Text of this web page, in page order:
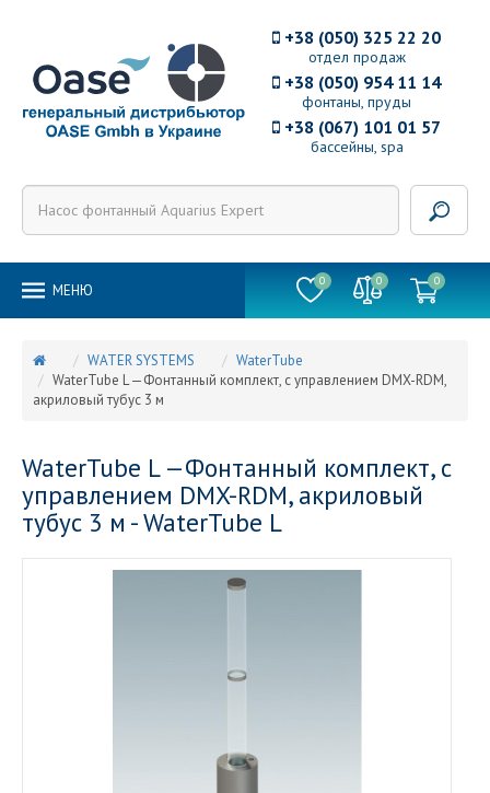
отдел продаж
+38 (050) 325 22 20
фонтаны, пруды
+38 (050) 954 11 14
бассейны, spa
+38 (067) 101 01 57
MEНЮ
0 0 0
WATER SYSTEMS
WaterTube
WaterTube L —Фонтанный комплект, с управлением DMX-RDM,
акриловый тубус 3 м
WaterTube L —Фонтанный комплект, с
управлением DMX-RDM, акриловый
тубус 3 м - WaterTube L